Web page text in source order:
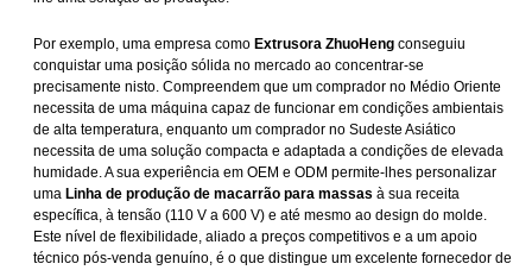
Por exemplo, uma empresa como Extrusora ZhuoHengconseguiu
conquistar uma posição sólida no mercado ao concentrar-se
precisamente nisto. Compreendem que um comprador no Médio Oriente
necessita de uma máquina capaz de funcionar em condições ambientais
de alta temperatura, enquanto um comprador no Sudeste Asiático
necessita de uma solução compacta e adaptada a condições de elevada
humidade. A sua experiência em OEM e ODM permite-lhes personalizar
uma Linha de produção de macarrão para massas à sua receita
específica, à tensão (110 V a 600 V) e até mesmo ao design do molde.
Este nível de flexibilidade, aliado a preços competitivos e a um apoio
técnico pós-venda genuíno, é o que distingue um excelente fornecedor de